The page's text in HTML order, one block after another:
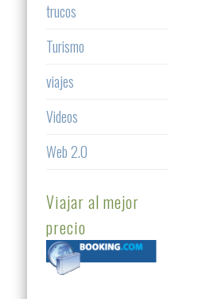
trucos
Turismo
viajes
Videos
Web 2.0
Viajar al mejor
precio